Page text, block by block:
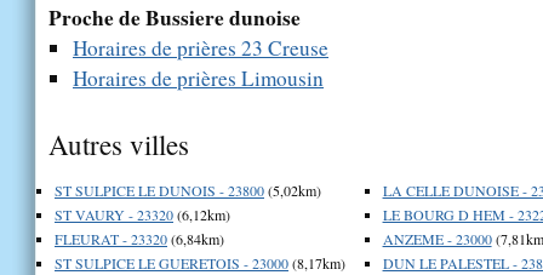
Proche de Bussiere dunoise
Horaires de prières 23 Creuse
Horaires de prières Limousin
Autres villes
ST SULPICE LE DUNOIS - 23800(5,02km)
ST VAURY - 23320(6,12km)
FLEURAT - 23320(6,84km)
ST SULPICE LE GUERETOIS - 23000(8,17km)
LA CELLE DUNOISE -
LE BOURG D HEM -
ANZEME - 23000
DUN LE PALESTEL -